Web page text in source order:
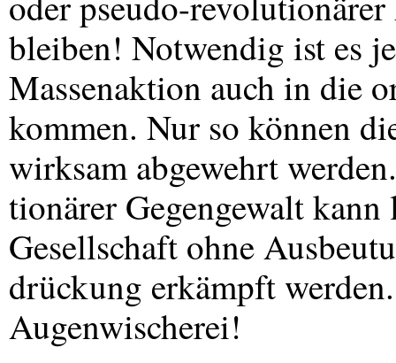
bleiben! Notwendig ist es
Massenaktion auch in die
kommen. Nur so können
wirksam abgewehrt
tionärer Gegengewalt
Gesellschaft ohne
drückung erkämpft
Augenwischerei!